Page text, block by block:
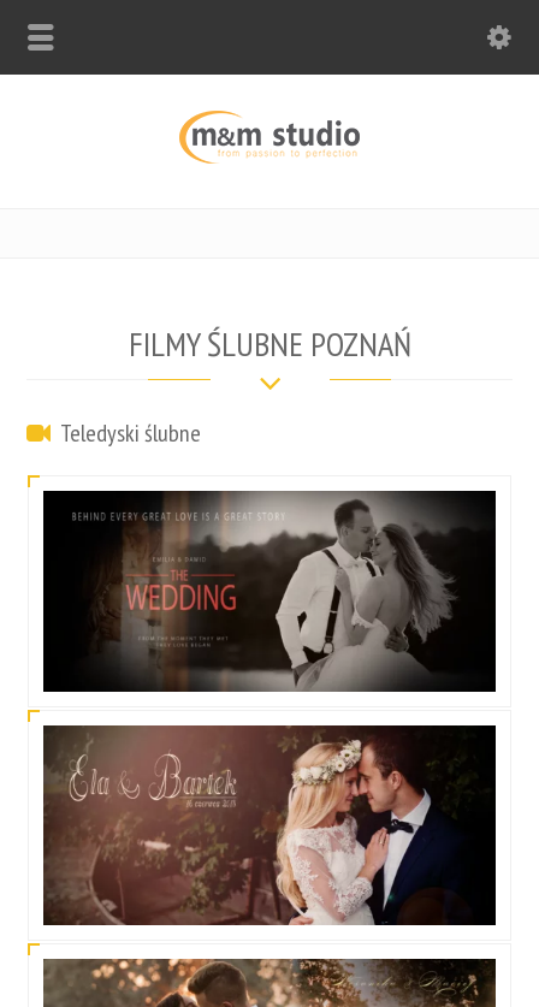
FILMY ŚLUBNE POZNAŃ
Teledyski ślubne